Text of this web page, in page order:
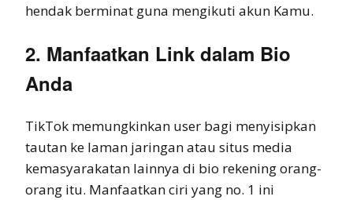
hendak berminat guna mengikuti akun Kamu.
2. Manfaatkan Link dalam Bio
Anda
TikTok memungkinkan user bagi menyisipkan
tautan ke laman jaringan atau situs media
kemasyarakatan lainnya di bio rekening orang-
orang itu. Manfaatkan ciri yang no. 1 ini